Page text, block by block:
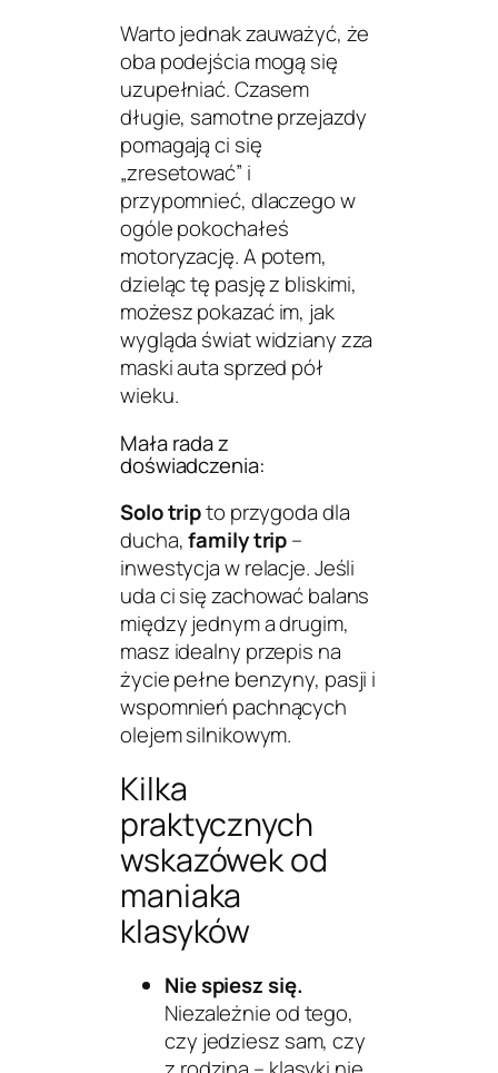
Warto jednak zauważyć, że
oba podejścia mogą się
uzupełniać. Czasem
długie, samotne przejazdy
pomagają ci się
„zresetować” i
przypomnieć, dlaczego w
ogóle pokochałeś
motoryzację. A potem,
dzieląc tę pasję z bliskimi,
możesz pokazać im, jak
wygląda świat widziany zza
maski auta sprzed pół
wieku.
Mała rada z
doświadczenia:
Solo tripto przygoda dla
ducha,family trip–
inwestycja w relacje. Jeśli
uda ci się zachować balans
między jednym a drugim,
masz idealny przepis na
życie pełne benzyny, pasji i
wspomnień pachnących
olejem silnikowym.
Kilka
praktycznych
wskazówek od
maniaka
klasyków
Nie spiesz się.
Niezależnie od tego,
czy jedziesz sam, czy